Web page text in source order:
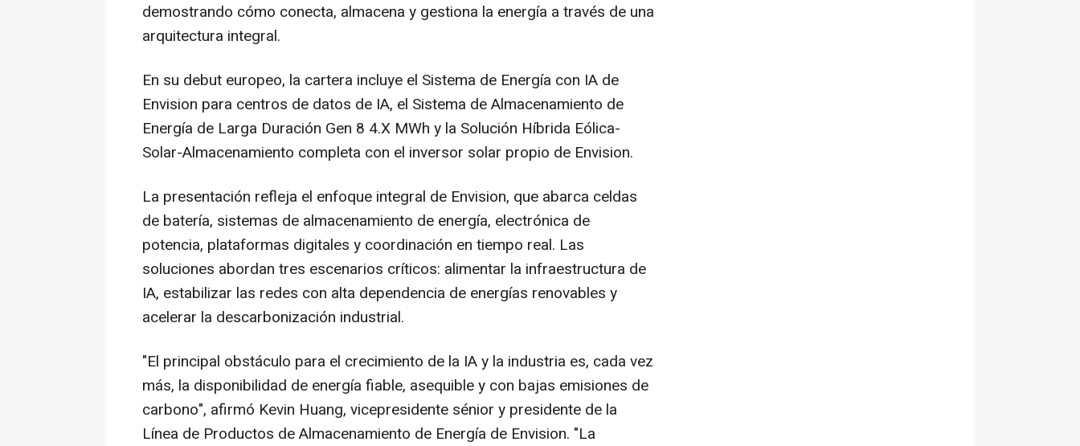
demostrando cómo conecta, almacena y gestiona la energía a través de una
arquitectura integral.
En su debut europeo, la cartera incluye el Sistema de Energía con IA de
Envision para centros de datos de IA, el Sistema de Almacenamiento de
Energía de Larga Duración Gen 8 4.X MWh y la Solución Híbrida Eólica-
Solar-Almacenamiento completa con el inversor solar propio de Envision.
La presentación refleja el enfoque integral de Envision, que abarca celdas
de batería, sistemas de almacenamiento de energía, electrónica de
potencia, plataformas digitales y coordinación en tiempo real. Las
soluciones abordan tres escenarios críticos: alimentar la infraestructura de
IA, estabilizar las redes con alta dependencia de energías renovables y
acelerar la descarbonización industrial.
"El principal obstáculo para el crecimiento de la IA y la industria es, cada vez
más, la disponibilidad de energía fiable, asequible y con bajas emisiones de
carbono", afirmó Kevin Huang, vicepresidente sénior y presidente de la
Línea de Productos de Almacenamiento de Energía de Envision. "La